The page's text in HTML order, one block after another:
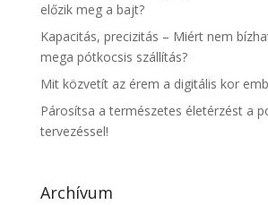
előzik meg a bajt?
Kapacitás, precizitás – Miért nem
mega pótkocsis szállítás?
Mit közvetít az érem a digitális kor
Párosítsa a természetes életérzést a
tervezéssel!
Archívum